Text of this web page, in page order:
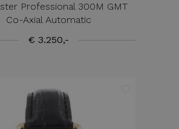
Professional 300M GMT
Co-Axial Automatic
€ 3.250,-